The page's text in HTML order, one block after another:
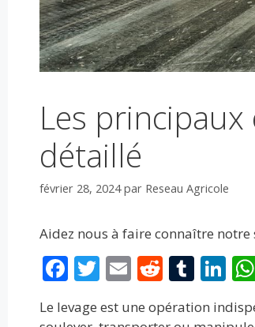
Les
détaillé
février 28, 2024 par Reseau Agricole
Aidez nous à faire connaître
F
e
T
itt
E
ai
R
e
d
T
m
Li
n
k
Le levage est une opération